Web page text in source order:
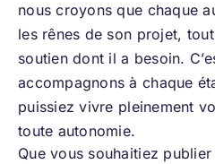
nous croyons que chaque
les rênes de son projet,
soutien dont il a besoin.
accompagnons à chaque
puissiez vivre pleinement
toute autonomie.
Que vous souhaitiez